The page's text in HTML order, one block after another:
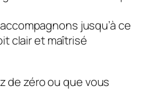
jusqu’à ce
clair et maîtrisé
de zéro ou que vous